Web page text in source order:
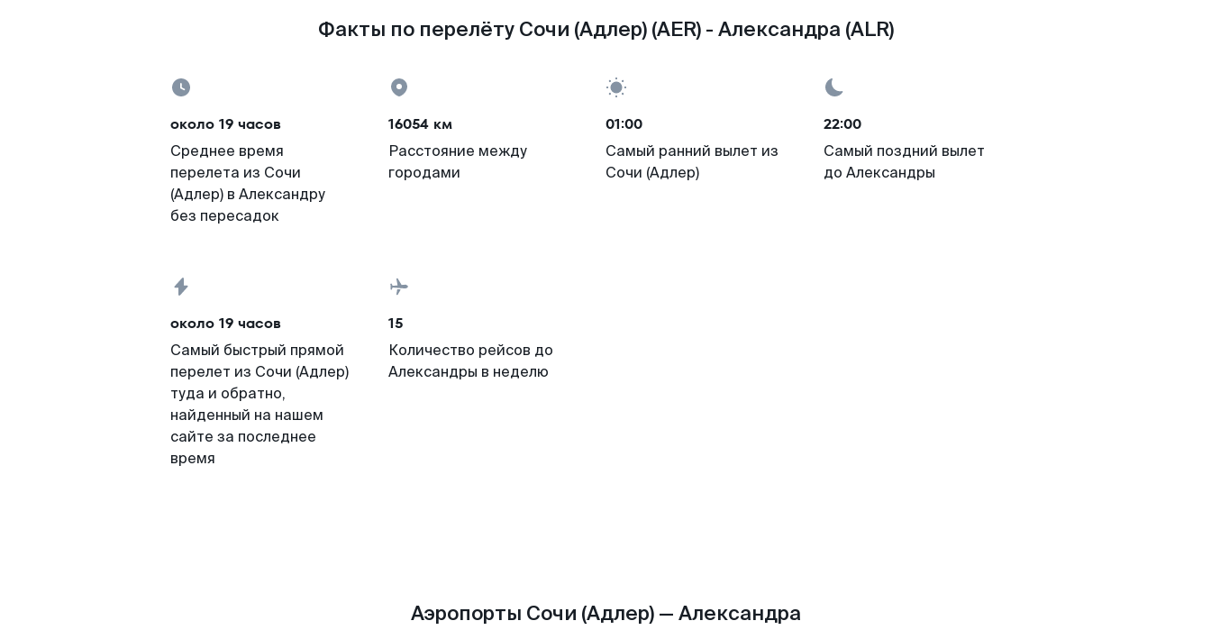
Факты по перелёту Сочи (Адлер) (AER) - Александра (ALR)
около 19 часов
Среднее время
перелета из Сочи
(Адлер) в Александру
без пересадок
16054 км
Расстояние между
городами
01:00
Самый ранний вылет из
Сочи (Адлер)
22:00
Самый поздний вылет
до Александры
около 19 часов
Самый быстрый прямой
перелет из Сочи (Адлер)
туда и обратно,
найденный на нашем
сайте за последнее
время
15
Количество рейсов до
Александры в неделю
Аэропорты Сочи (Адлер) — Александра